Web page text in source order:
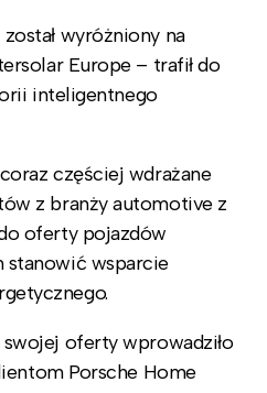
wyróżniony na
Europe – trafił do
inteligentnego
częściej wdrażane
z branży automotive z
oferty pojazdów
wsparcie
oferty wprowadziło
Porsche Home